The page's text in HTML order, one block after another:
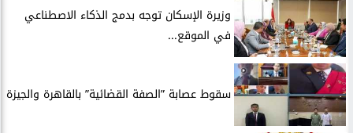
​وزيرة الإسكان توجه بدمج الذكاء الاصطناعي
في الموقع...
سقوط عصابة ”الصفة القضائية” بالقاهرة والجيزة